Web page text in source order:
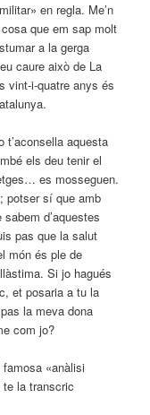
en regla. Me’n
que em sap molt
a la gerga
caure això de La
vint-i-quatre anys és
t’aconsella aquesta
els deu tenir el
es mosseguen.
potser sí que amb
d’aquestes
pas que la salut
món és ple de
Si jo hagués
et posaria a tu la
la meva dona
com jo?
famosa «anàlisi
la transcric